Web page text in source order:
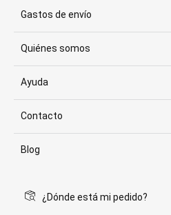
Gastos de envío
Quiénes somos
Ayuda
Contacto
Blog
¿Dónde está mi pedido?